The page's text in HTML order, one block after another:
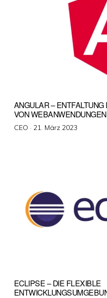
ANGULAR –
VON WEBANWENDUNGEN
CEO · Veröffentlicht
21. März 2023
ECLIPSE – DIE FLEXIBLE